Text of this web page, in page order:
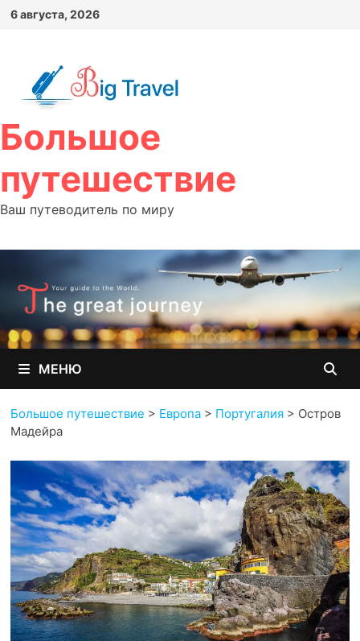
Перейти
6 августа, 2026
Большое
путешествие
Ваш путеводитель по миру
МЕНЮ
Большое путешествие > Европа> Португалия> Остров
Мадейра